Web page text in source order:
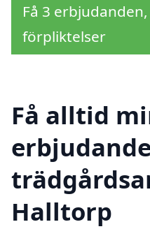
Få 3
förpliktelser
Få alltid
Halltorp